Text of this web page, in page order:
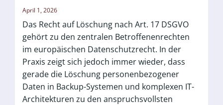
April 1, 2026
Das Recht auf Löschung nach Art. 17 DSGVO
gehört zu den zentralen Betroffenenrechten
im europäischen Datenschutzrecht. In der
Praxis zeigt sich jedoch immer wieder, dass
gerade die Löschung personenbezogener
Daten in Backup-Systemen und komplexen IT-
Architekturen zu den anspruchsvollsten